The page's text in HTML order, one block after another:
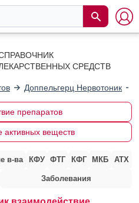
СРЕДСТВ
Доппельгерц Нервотоник
препаратов
активных веществ
в-ва КФУ ФТГ КФГ МКБ АТХ
Заболевания